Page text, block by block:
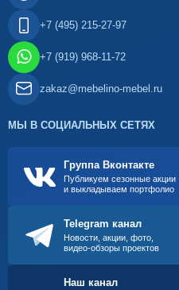
+7 (495) 215-27-97
+7 (919) 968-11-72
zakaz@mebelino-mebel.ru
МЫ В СОЦИАЛЬНЫХ СЕТЯХ
Группа Вконтакте
Публикуем сезонные акции
и выкладываем портфолио
Telegram канал
Новости, акции, фото,
видео-обзоры проектов
Наш канал